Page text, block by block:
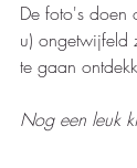
De foto's doen
u) ongetwijfeld
te gaan
Nog een leuk